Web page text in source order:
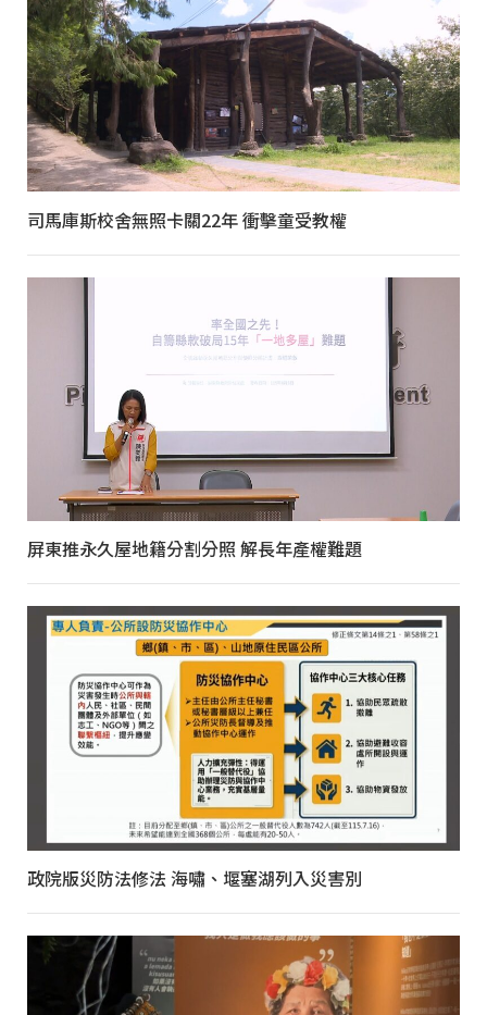
司馬庫斯校舍無照卡關22年 衝擊童受教權
屏東推永久屋地籍分割分照 解長年產權難題
政院版災防法修法 海嘯、堰塞湖列入災害別